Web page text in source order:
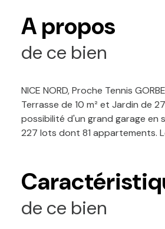
A propos
de ce bien
NICE NORD, Proche Tennis
Terrasse de 10 m² et Jardin de
possibilité d'un grand garage en
227 lots dont 81 appartements.
de ce bien